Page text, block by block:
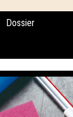
Dossier